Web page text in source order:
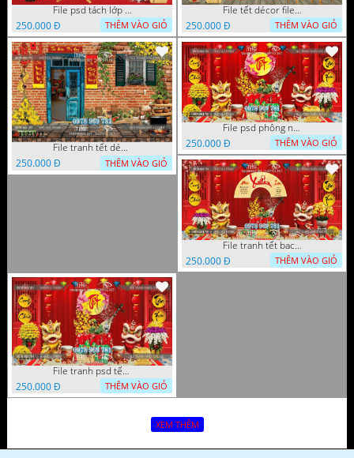
File psd tách lớp tranh tết phông nền background trang trí 1123VTT
250.000 Đ
THÊM VÀO GIỎ
File tết décor file tranh background chụp hình tết 1122VTT
250.000 Đ
THÊM VÀO GIỎ
File tranh tết décor trang trí quán cà phê 1121VTT
250.000 Đ
THÊM VÀO GIỎ
File psd phông nền trang trí tết background chụp hình tết 1120VTT
250.000 Đ
THÊM VÀO GIỎ
File tranh tết background phông chụp hình tết tất niên 1119VTT
250.000 Đ
THÊM VÀO GIỎ
File tranh psd tết phông nền background tết 1116VTT
250.000 Đ
THÊM VÀO GIỎ
XEM THÊM